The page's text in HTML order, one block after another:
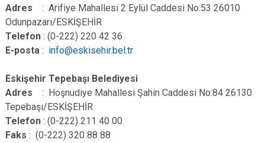
Adres : Arifiye Mahallesi 2 Eylül Caddesi No:53 26010
Odunpazarı/ESKİŞEHİR
Telefon : (0-222) 220 42 36
E-posta : info@eskisehir.bel.tr
Eskişehir Tepebaşı Belediyesi
Adres : Hoşnudiye Mahallesi Şahin Caddesi No:84 26130
Tepebaşı/ESKİŞEHİR
Telefon : (0-222) 211 40 00
Faks : (0-222) 320 88 88